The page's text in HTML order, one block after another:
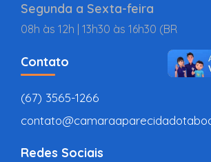
Segunda a Sexta-feira
08h às 12h | 13h30 às 16h30 (BR
Contato
(67) 3565-1266
Redes Sociais